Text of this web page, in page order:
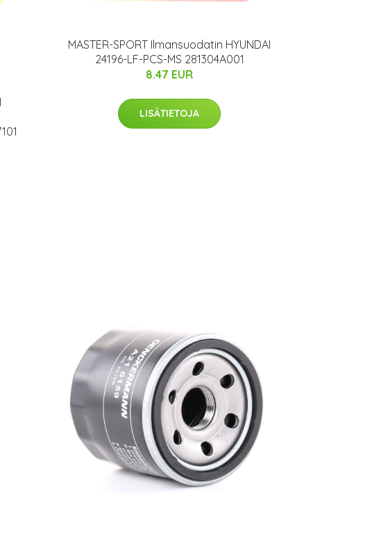
MASTER-SPORT Ilmansuodatin HYUNDAI
24196-LF-PCS-MS 281304A001
8.47 EUR
LISÄTIETOJA